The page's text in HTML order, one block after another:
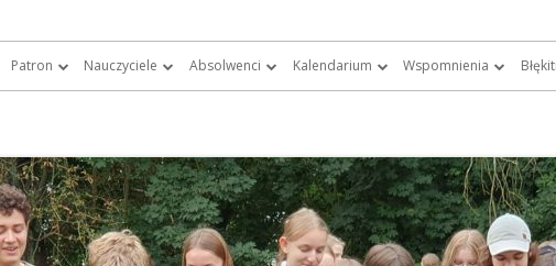
Gimnazjum i Liceum im.
w Poznaniu
Patron
Posąg Karola Marcinkowskiego
Lista fundatorów posągu patrona
Nauczyciele
Nauczyciele „Marcinka” po roku 1945
Absolwenci
Chór Absolwentów Antoniego
Grochowalskiego
Chór Di Nuovo
Kalendarium
Kalendarium 2013
Kalendarium 2012
Kalendarium 2011
Wspomnienia
Tygodnik Żakowski
Fotografie archiwalne
Filmy